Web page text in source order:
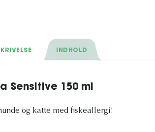
INDHOLD
Sensitive 150 ml
og katte med fiskeallergi!